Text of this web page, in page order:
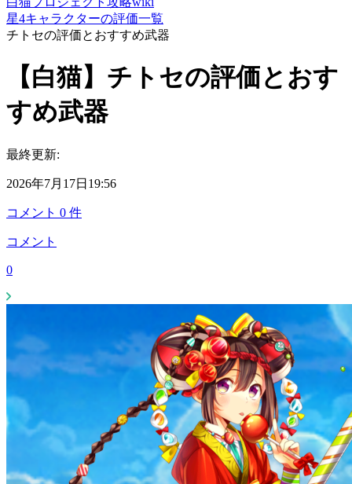
星4キャラクターの評価一覧
チトセの評価とおすすめ武器
【白猫】チトセの評価とおす
すめ武器
最終更新:
2026年7月17日19:56
コメント 0 件
コメント
0